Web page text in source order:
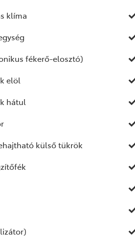
klíma
fékerő-elosztó)
elöl
hátul
külső tükrök